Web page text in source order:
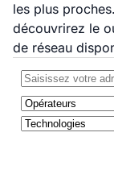
les plus
découvrirez le
de réseau